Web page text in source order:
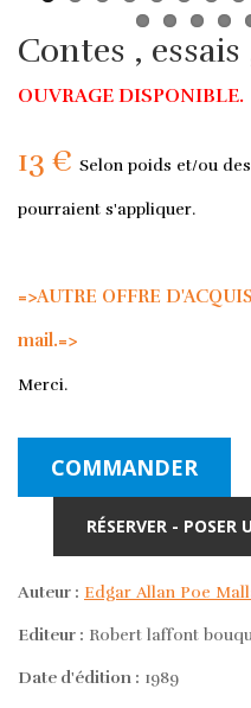
Contes ,
OUVRAGE DISPONIBLE.
13 € Selon poids et/ou
pourraient s'appliquer.
=>AUTRE OFFRE
mail.=>
Merci.
COMMANDER
RÉSERVER - POSER
Auteur : Edgar Allan Poe
Editeur : Robert laffont
Date d'édition : 1989